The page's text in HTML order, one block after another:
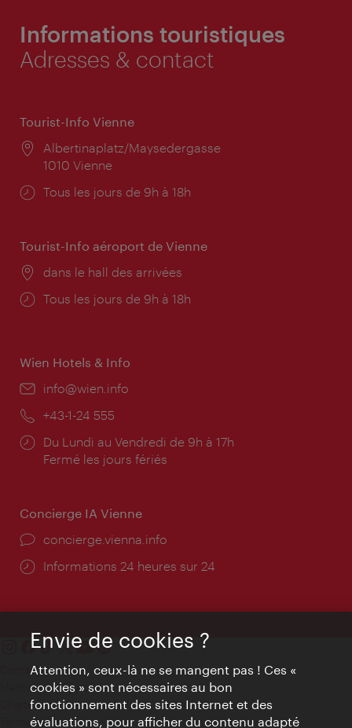
Informations touristiques
Adresses & contact
Tourist-Info Vienne
Lieu:
Albertinaplatz/Maysedergasse
1010 Vienne
Horaires
Tous les jours de 9h à 18h
Tourist-Info aéroport de Vienne
Lieu:
dans le hall des arrivées
Horaires
Tous les jours de 9h à 18h
Wien Hotels & Info
E-
info@wien.info
Téléphone:
+43-1-24 555
Horaires
d'ouverture:
Du Lundi au Vendredi de 9h à 17h
Fermé les jours fériés
Concierge IA Vienne
Ort:
concierge.vienna.info
Öffnungszeiten:
Informations 24 heures sur 24
Contact
Mentions obligatoires
Charte sur le respect de la vie privée
Terms of Use
Envie de cookies ?
Attention, ceux-là ne se mangent pas ! Ces «
cookies » sont nécessaires au bon
fonctionnement des sites Internet et des
évaluations, pour afficher du contenu adapté